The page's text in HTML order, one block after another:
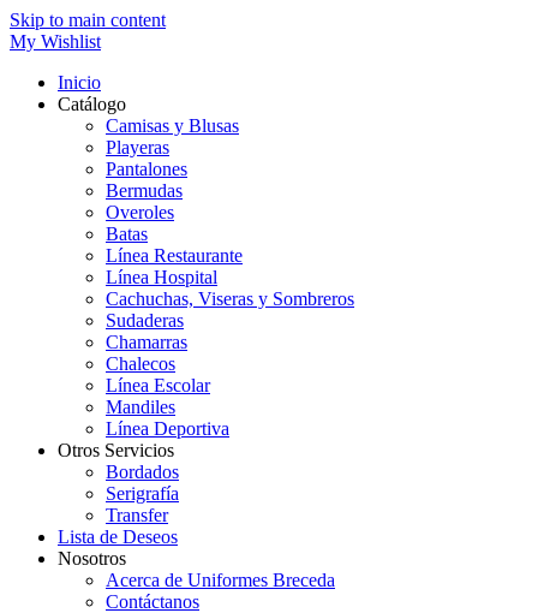
Skip to main content
My Wishlist
Inicio
Catálogo
Camisas y Blusas
Playeras
Pantalones
Bermudas
Overoles
Batas
Línea Restaurante
Línea Hospital
Cachuchas, Viseras y Sombreros
Sudaderas
Chamarras
Chalecos
Línea Escolar
Mandiles
Línea Deportiva
Otros Servicios
Bordados
Serigrafía
Transfer
Lista de Deseos
Nosotros
Acerca de Uniformes Breceda
Contáctanos